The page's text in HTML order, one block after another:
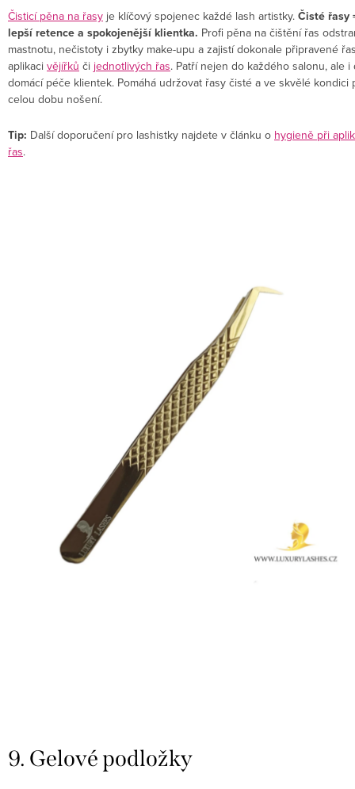
Čisticí pěna na řasy je klíčový spojenec každé lash artistky. Čisté řasy
lepší retence a spokojenější klientka. Profi pěna na čištění řas
mastnotu, nečistoty i zbytky make-upu a zajistí dokonale připravené
aplikaci vějířků či jednotlivých řas. Patří nejen do každého salonu, ale i
domácí péče klientek. Pomáhá udržovat řasy čisté a ve skvělé kondici
celou dobu nošení.
Tip: Další doporučení pro lashistky najdete v článku o hygieně při
řas.
9. Gelové podložky